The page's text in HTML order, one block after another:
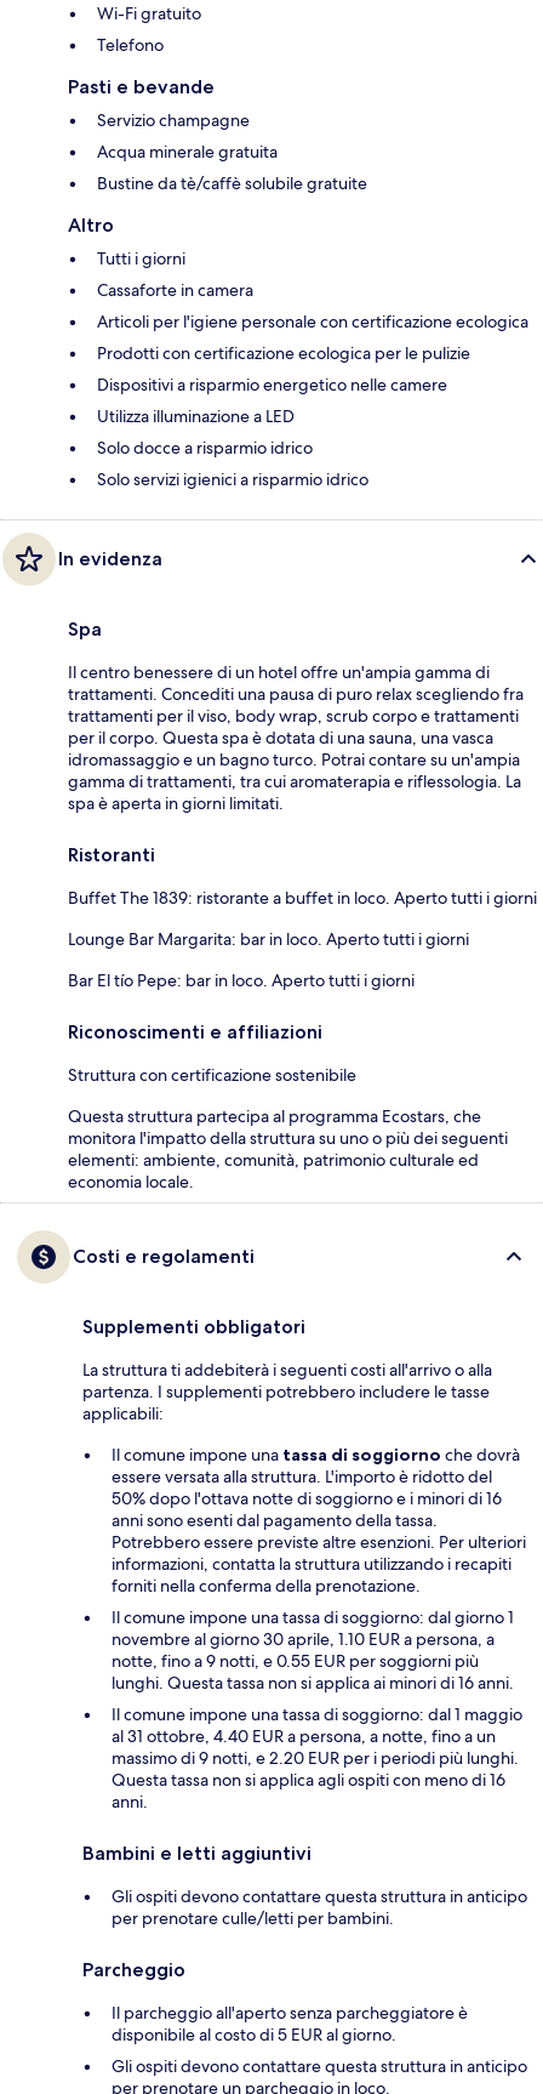
Wi-Fi gratuito
Telefono
Pasti e bevande
Servizio champagne
Acqua minerale gratuita
Bustine da tè/caffè solubile gratuite
Altro
Tutti i giorni
Cassaforte in camera
Articoli per l'igiene personale con certificazione ecologica
Prodotti con certificazione ecologica per le pulizie
Dispositivi a risparmio energetico nelle camere
Utilizza illuminazione a LED
Solo docce a risparmio idrico
Solo servizi igienici a risparmio idrico
In evidenza
Spa
Il centro benessere di un hotel offre un'ampia gamma di
trattamenti. Concediti una pausa di puro relax scegliendo fra
trattamenti per il viso, body wrap, scrub corpo e trattamenti
per il corpo. Questa spa è dotata di una sauna, una vasca
idromassaggio e un bagno turco. Potrai contare su un'ampia
gamma di trattamenti, tra cui aromaterapia e riflessologia. La
spa è aperta in giorni limitati.
Ristoranti
Buffet The 1839: ristorante a buffet in loco. Aperto tutti i giorni
Lounge Bar Margarita: bar in loco. Aperto tutti i giorni
Bar El tío Pepe: bar in loco. Aperto tutti i giorni
Riconoscimenti e affiliazioni
Struttura con certificazione sostenibile
Questa struttura partecipa al programma Ecostars, che
monitora l'impatto della struttura su uno o più dei seguenti
elementi: ambiente, comunità, patrimonio culturale ed
economia locale.
Costi e regolamenti
Supplementi obbligatori
La struttura ti addebiterà i seguenti costi all'arrivo o alla
partenza. I supplementi potrebbero includere le tasse
applicabili:
Il comune impone una tassa di soggiorno che dovrà
essere versata alla struttura. L'importo è ridotto del
50% dopo l'ottava notte di soggiorno e i minori di 16
anni sono esenti dal pagamento della tassa.
Potrebbero essere previste altre esenzioni. Per ulteriori
informazioni, contatta la struttura utilizzando i recapiti
forniti nella conferma della prenotazione.
Il comune impone una tassa di soggiorno: dal giorno 1
novembre al giorno 30 aprile, 1.10 EUR a persona, a
notte, fino a 9 notti, e 0.55 EUR per soggiorni più
lunghi. Questa tassa non si applica ai minori di 16 anni.
Il comune impone una tassa di soggiorno: dal 1 maggio
al 31 ottobre, 4.40 EUR a persona, a notte, fino a un
massimo di 9 notti, e 2.20 EUR per i periodi più lunghi.
Questa tassa non si applica agli ospiti con meno di 16
anni.
Bambini e letti aggiuntivi
Gli ospiti devono contattare questa struttura in anticipo
per prenotare culle/letti per bambini.
Parcheggio
Il parcheggio all'aperto senza parcheggiatore è
disponibile al costo di 5 EUR al giorno.
Gli ospiti devono contattare questa struttura in anticipo
per prenotare un parcheggio in loco.